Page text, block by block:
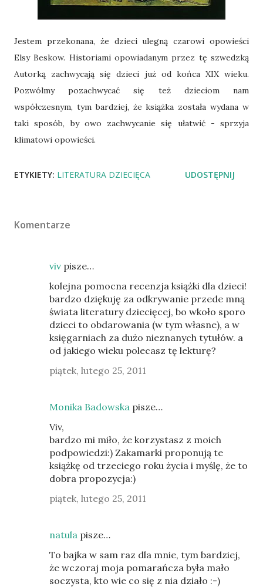
Jestem przekonana, że dzieci ulegną czarowi opowieści
Elsy Beskow. Historiami opowiadanym przez tę szwedzką
Autorką zachwycają się dzieci już od końca XIX wieku.
Pozwólmy pozachwycać się też dzieciom nam
współczesnym, tym bardziej, że książka została wydana w
taki sposób, by owo zachwycanie się ułatwić - sprzyja
klimatowi opowieści.
ETYKIETY: LITERATURA DZIECIĘCA UDOSTĘPNIJ
Komentarze
viv pisze…
kolejna pomocna recenzja książki dla dzieci!
bardzo dziękuję za odkrywanie przede mną
świata literatury dziecięcej, bo wkoło sporo
dzieci to obdarowania (w tym własne), a w
księgarniach za dużo nieznanych tytułów. a
od jakiego wieku polecasz tę lekturę?
piątek, lutego 25, 2011
Monika Badowska pisze…
Viv,
bardzo mi miło, że korzystasz z moich
podpowiedzi:) Zakamarki proponują te
książkę od trzeciego roku życia i myślę, że to
dobra propozycja:)
piątek, lutego 25, 2011
natula pisze…
To bajka w sam raz dla mnie, tym bardziej,
że wczoraj moja pomarańcza była mało
soczysta, kto wie co się z nia działo :-)